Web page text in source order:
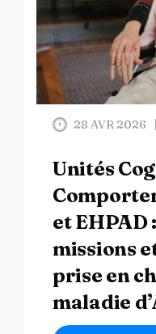
28 AVR 2026
Unités
et
missions
prise en
maladie